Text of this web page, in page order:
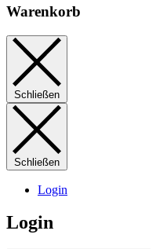
Warenkorb
Schließen
Schließen
Login
Login